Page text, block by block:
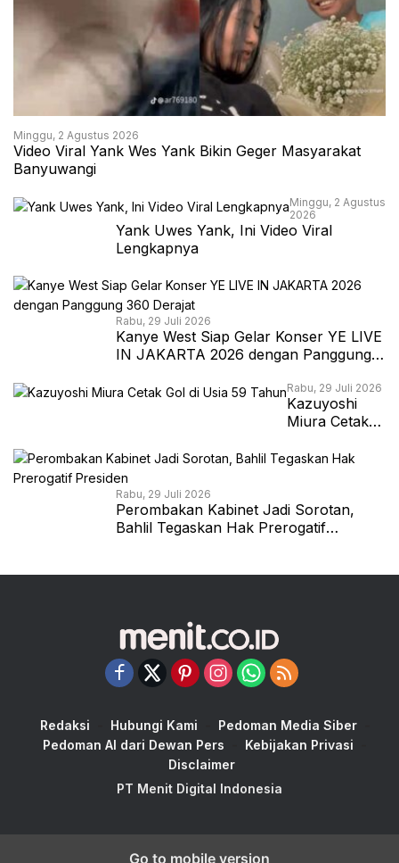
Minggu, 2 Agustus 2026
Video Viral Yank Wes Yank Bikin Geger Masyarakat
Banyuwangi
Minggu, 2 Agustus
2026
Yank Uwes Yank, Ini Video Viral
Lengkapnya
Rabu, 29 Juli 2026
Kanye West Siap Gelar Konser YE LIVE
IN JAKARTA 2026 dengan Panggung
Rabu, 29 Juli 2026
Kazuyoshi
Miura Cetak
Tahun
Rabu, 29 Juli 2026
Perombakan Kabinet Jadi Sorotan,
Bahlil Tegaskan Hak Prerogatif
Redaksi Hubungi Kami
Pedoman Media Siber
Pedoman AI dari Dewan Pers
Kebijakan Privasi
Disclaimer
PT Menit Digital Indonesia
Go to mobile version